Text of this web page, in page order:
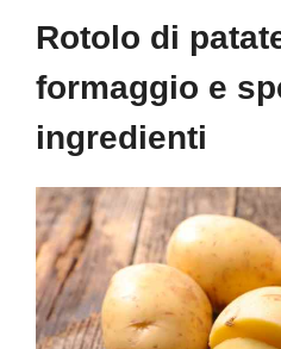
Rotolo di
formaggio e
ingredienti